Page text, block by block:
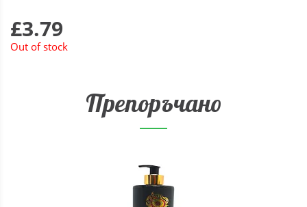
£3.79
Out of stock
Препоръчано